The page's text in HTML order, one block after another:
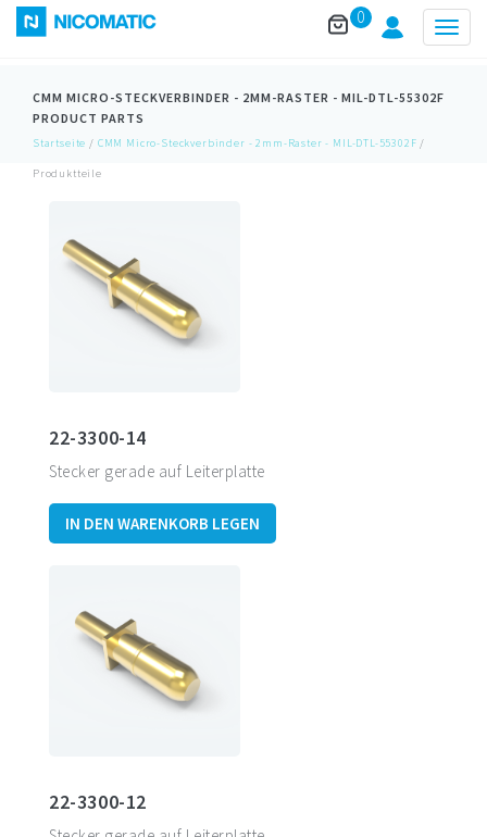
0
CMM MICRO-STECKVERBINDER - 2MM-RASTER - MIL-DTL-55302F
PRODUCT PARTS
Startseite / CMM Micro-Steckverbinder - 2mm-Raster - MIL-DTL-55302F /
Produktteile
22-3300-14
Stecker gerade auf Leiterplatte
IN DEN WARENKORB LEGEN
22-3300-12